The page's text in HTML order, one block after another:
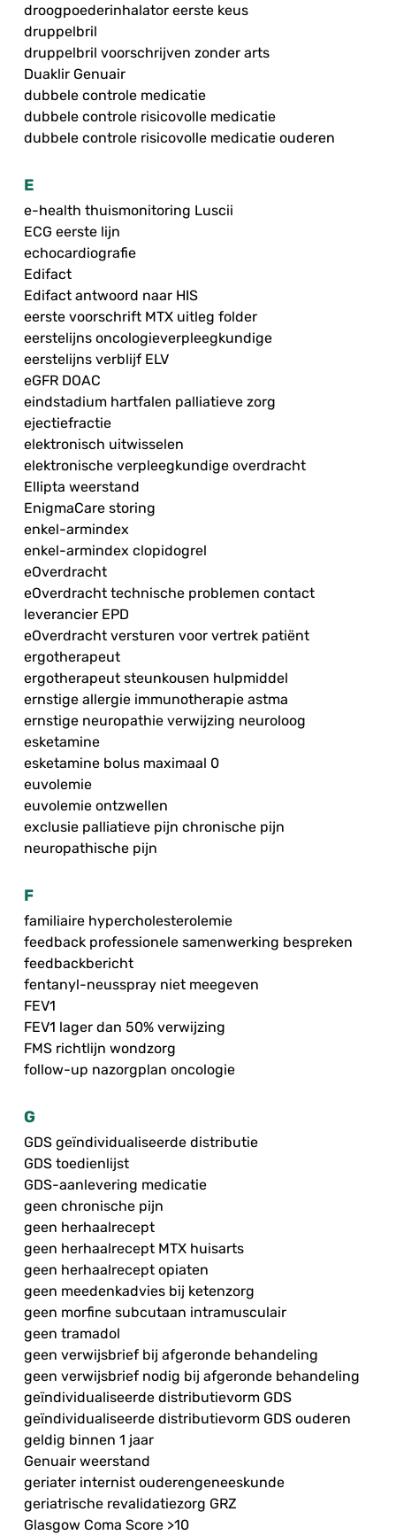
droogpoederinhalator eerste keus
druppelbril
druppelbril voorschrijven zonder arts
Duaklir Genuair
dubbele controle medicatie
dubbele controle risicovolle medicatie
dubbele controle risicovolle medicatie ouderen
E
e-health thuismonitoring Luscii
ECG eerste lijn
echocardiografie
Edifact
Edifact antwoord naar HIS
eerste voorschrift MTX uitleg folder
eerstelijns oncologieverpleegkundige
eerstelijns verblijf ELV
eGFR DOAC
eindstadium hartfalen palliatieve zorg
ejectiefractie
elektronisch uitwisselen
elektronische verpleegkundige overdracht
Ellipta weerstand
EnigmaCare storing
enkel-armindex
enkel-armindex clopidogrel
eOverdracht
eOverdracht technische problemen contact
leverancier EPD
eOverdracht versturen voor vertrek patiënt
ergotherapeut
ergotherapeut steunkousen hulpmiddel
ernstige allergie immunotherapie astma
ernstige neuropathie verwijzing neuroloog
esketamine
esketamine bolus maximaal 0
euvolemie
euvolemie ontzwellen
exclusie palliatieve pijn chronische pijn
neuropathische pijn
F
familiaire hypercholesterolemie
feedback professionele samenwerking bespreken
feedbackbericht
fentanyl-neusspray niet meegeven
FEV1
FEV1 lager dan 50% verwijzing
FMS richtlijn wondzorg
follow-up nazorgplan oncologie
G
GDS geïndividualiseerde distributie
GDS toedienlijst
GDS-aanlevering medicatie
geen chronische pijn
geen herhaalrecept
geen herhaalrecept MTX huisarts
geen herhaalrecept opiaten
geen meedenkadvies bij ketenzorg
geen morfine subcutaan intramusculair
geen tramadol
geen verwijsbrief bij afgeronde behandeling
geen verwijsbrief nodig bij afgeronde behandeling
geïndividualiseerde distributievorm GDS
geïndividualiseerde distributievorm GDS ouderen
geldig binnen 1 jaar
Genuair weerstand
geriater internist ouderengeneeskunde
geriatrische revalidatiezorg GRZ
Glasgow Coma Score >10